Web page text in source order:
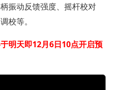
振动反馈强度、摇杆校对
校等。
明天即12月6日10点开启预